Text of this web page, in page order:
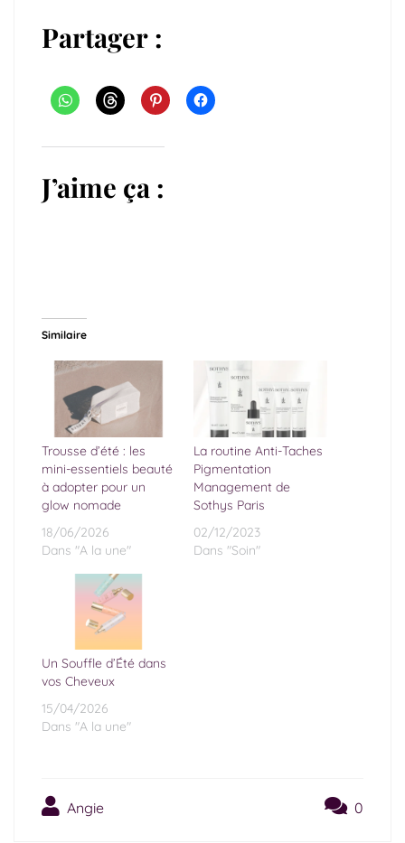
Partager :
J’aime ça :
Similaire
Trousse d’été : les
mini-essentiels beauté
à adopter pour un
glow nomade
18/06/2026
Dans "A la une"
La routine Anti-Taches
Pigmentation
Management de
Sothys Paris
02/12/2023
Dans "Soin"
Un Souffle d’Été dans
vos Cheveux
15/04/2026
Dans "A la une"
Angie 0